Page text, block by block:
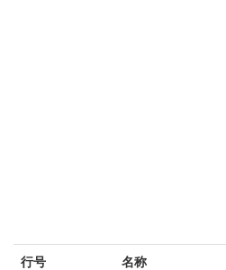
行号 名称